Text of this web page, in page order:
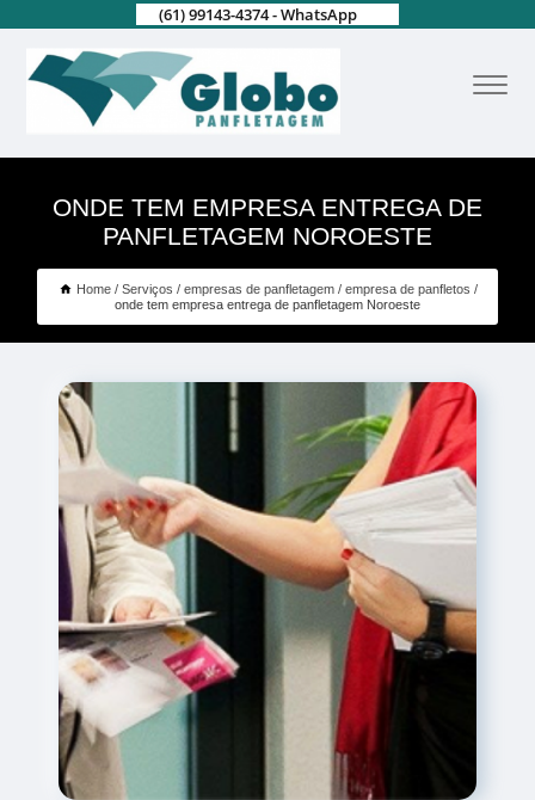
(61) 99143-4374 - WhatsApp
ONDE TEM EMPRESA ENTREGA DE
PANFLETAGEM NOROESTE
Home Serviços empresas de panfletagem
empresa de panfletos
onde tem empresa entrega de panfletagem Noroeste